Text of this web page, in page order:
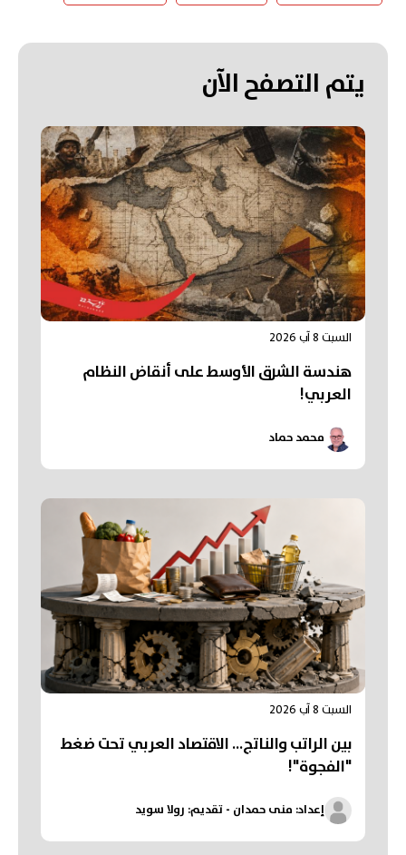
يتم التصفح الآن
السبت 8 آب 2026
هندسة الشرق الأوسط على أنقاض النظام
العربي!
محمد حماد
السبت 8 آب 2026
بين الراتب والناتج… الاقتصاد العربي تحت ضغط
"الفجوة"!
إعداد: منى حمدان - تقديم: رولا سويد